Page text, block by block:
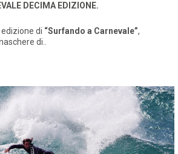
DECIMA EDIZIONE.
di “Surfando a Carnevale”,
di..